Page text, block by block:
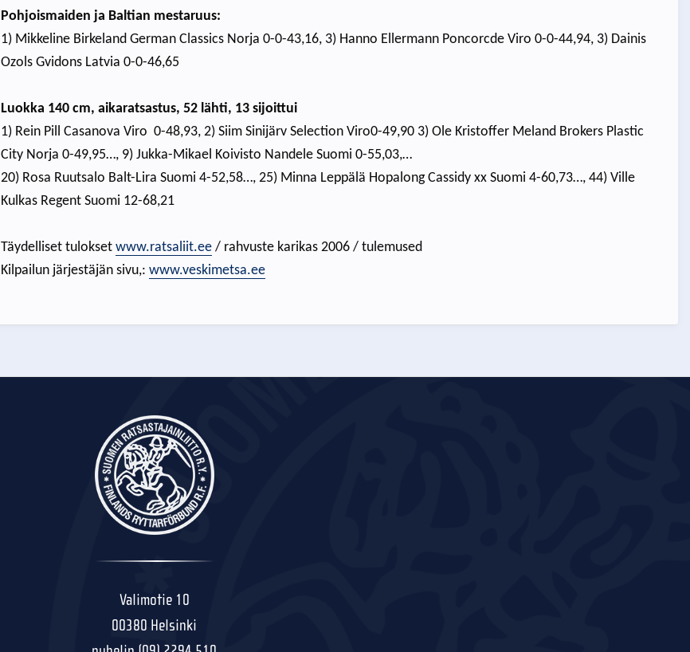
Pohjoismaiden ja Baltian mestaruus:
1) Mikkeline Birkeland German Classics Norja 0-0-43,16, 3) Hanno Ellermann Poncorcde Viro 0-0-44,94, 3) Dainis
Ozols Gvidons Latvia 0-0-46,65
Luokka 140 cm, aikaratsastus, 52 lähti, 13 sijoittui
1) Rein Pill Casanova Viro 0-48,93, 2) Siim Sinijärv Selection Viro0-49,90 3) Ole Kristoffer Meland Brokers Plastic
City Norja 0-49,95…, 9) Jukka-Mikael Koivisto Nandele Suomi 0-55,03,…
20) Rosa Ruutsalo Balt-Lira Suomi 4-52,58…, 25) Minna Leppälä Hopalong Cassidy xx Suomi 4-60,73…, 44) Ville
Kulkas Regent Suomi 12-68,21
Täydelliset tulokset www.ratsaliit.ee/ rahvuste karikas 2006 / tulemused
Kilpailun järjestäjän sivu,: www.veskimetsa.ee
Valimotie 10
00380 Helsinki